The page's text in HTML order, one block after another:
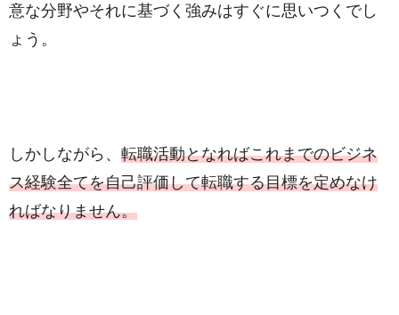
意な分野やそれに基づく強みはすぐに思いつくでし
ょう。
しかしながら、 転職活動となればこれまでのビジネ
ス経験全てを自己評価して転職する目標を定めなけ
ればなりません。